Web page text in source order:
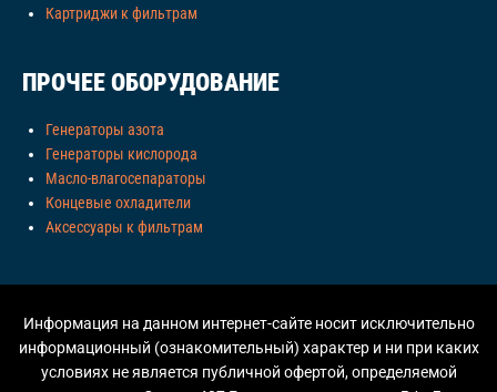
Картриджи к фильтрам
ПРОЧЕЕ ОБОРУДОВАНИЕ
Генераторы азота
Генераторы кислорода
Масло-влагосепараторы
Концевые охладители
Аксессуары к фильтрам
Информация на данном интернет-сайте носит исключительно
информационный (ознакомительный) характер и ни при каких
условиях не является публичной офертой, определяемой